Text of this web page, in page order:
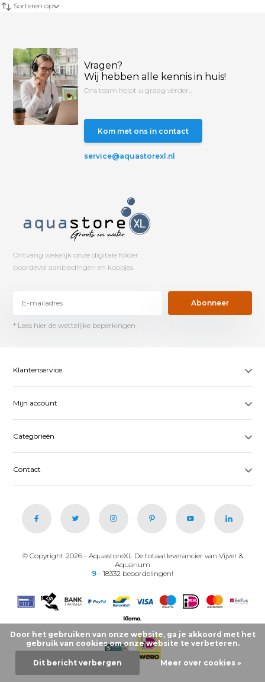
Sorteren op
Vragen?
Wij hebben alle kennis in huis!
Ons team helpt u graag verder...
Kom met ons in contact
service@aquastorexl.nl
Ontvang wekelijk onze digitale folder
boordevol aanbiedingen en koopjes.
Abonneer
* Lees hier de wettelijke beperkingen
Klantenservice
Mijn account
Categorieën
Contact
© Copyright 2026 - AquastoreXL De totaal leverancier van Vijver &
Aquarium
9 - 18332 beoordelingen!
Door het gebruiken van onze website, ga je akkoord met het
gebruik van cookies om onze website te verbeteren.
Dit bericht verbergen Meer over cookies »